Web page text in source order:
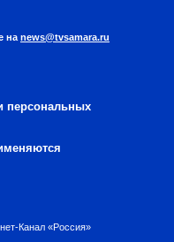
на news@tvsamara.ru
персональных
Канал «Россия»